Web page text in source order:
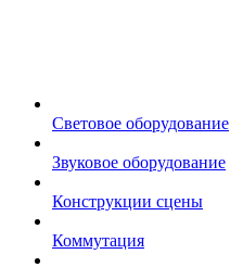
Световое оборудование
Звуковое оборудование
Конструкции сцены
Коммутация